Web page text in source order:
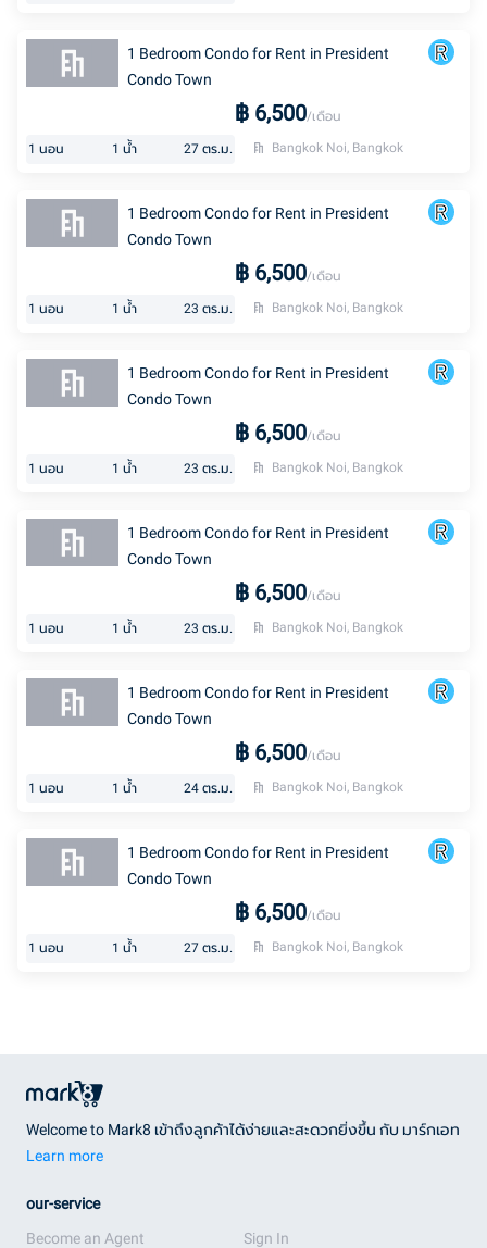
1 Bedroom Condo for Rent in President
Condo Town
฿ 6,500/เดือน
1 นอน 1 น้ำ 27 ตร.ม. Bangkok Noi, Bangkok
1 Bedroom Condo for Rent in President
Condo Town
฿ 6,500/เดือน
1 นอน 1 น้ำ 23 ตร.ม. Bangkok Noi, Bangkok
1 Bedroom Condo for Rent in President
Condo Town
฿ 6,500/เดือน
1 นอน 1 น้ำ 23 ตร.ม. Bangkok Noi, Bangkok
1 Bedroom Condo for Rent in President
Condo Town
฿ 6,500/เดือน
1 นอน 1 น้ำ 23 ตร.ม. Bangkok Noi, Bangkok
1 Bedroom Condo for Rent in President
Condo Town
฿ 6,500/เดือน
1 นอน 1 น้ำ 24 ตร.ม. Bangkok Noi, Bangkok
1 Bedroom Condo for Rent in President
Condo Town
฿ 6,500/เดือน
1 นอน 1 น้ำ 27 ตร.ม. Bangkok Noi, Bangkok
Welcome to Mark8 เข้าถึงลูกค้าได้ง่ายและสะดวกยิ่งขึ้น กับ มาร์กเอท
Learn more
our-service
Become an Agent
Sign In